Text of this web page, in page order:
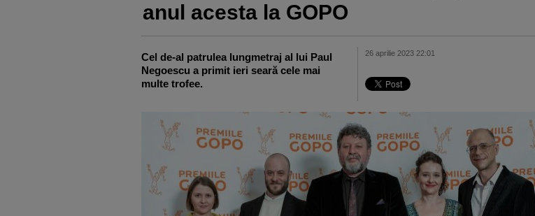
anul acesta la GOPO
26 aprilie 2023 22:01
Cel de-al patrulea lungmetraj al lui Paul
Negoescu a primit ieri seară cele mai
multe trofee.